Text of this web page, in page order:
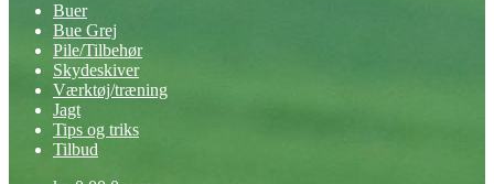
Buer
Bue Grej
Pile/Tilbehør
Skydeskiver
Værktøj/træning
Jagt
Tips og triks
Tilbud